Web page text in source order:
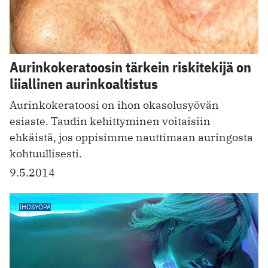
Aurinkokeratoosin tärkein riskitekijä on
liiallinen aurinkoaltistus
Aurinkokeratoosi on ihon okasolusyövän
esiaste. Taudin kehittyminen voitaisiin
ehkäistä, jos oppisimme nauttimaan auringosta
kohtuullisesti.
9.5.2014
IHOSYÖPÄ